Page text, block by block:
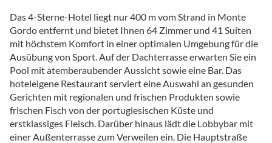
Das 4-Sterne-Hotel liegt nur 400 m vom Strand in Monte
Gordo entfernt und bietet Ihnen 64 Zimmer und 41 Suiten
mit höchstem Komfort in einer optimalen Umgebung für die
Ausübung von Sport. Auf der Dachterrasse erwarten Sie ein
Pool mit atemberaubender Aussicht sowie eine Bar. Das
hoteleigene Restaurant serviert eine Auswahl an gesunden
Gerichten mit regionalen und frischen Produkten sowie
frischen Fisch von der portugiesischen Küste und
erstklassiges Fleisch. Darüber hinaus lädt die Lobbybar mit
einer Außenterrasse zum Verweilen ein. Die Hauptstraße